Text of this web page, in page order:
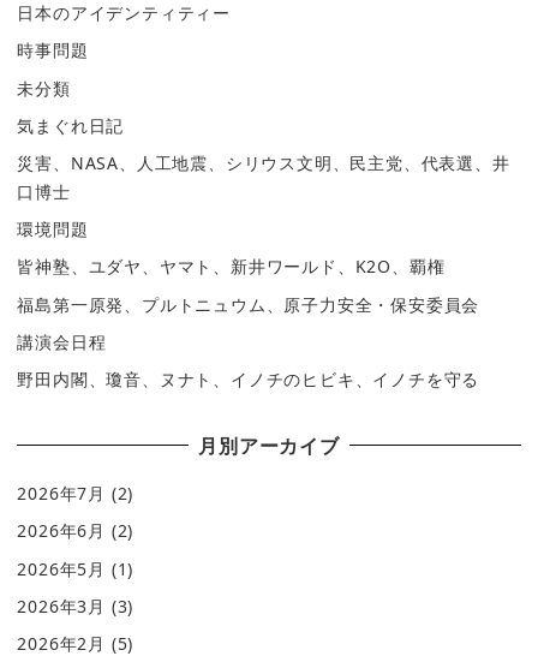
日本のアイデンティティー
時事問題
未分類
気まぐれ日記
災害、NASA、人工地震、シリウス文明、民主党、代表選、井
口博士
環境問題
皆神塾、ユダヤ、ヤマト、新井ワールド、K2O、覇権
福島第一原発、プルトニュウム、原子力安全・保安委員会
講演会日程
野田内閣、瓊音、ヌナト、イノチのヒビキ、イノチを守る
月別アーカイブ
2026年7月 (2)
2026年6月 (2)
2026年5月 (1)
2026年3月 (3)
2026年2月 (5)